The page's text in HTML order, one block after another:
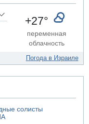
Холоне
противоракетной
кровь
+27°
переменная
облачность
Погода в Израиле
солисты